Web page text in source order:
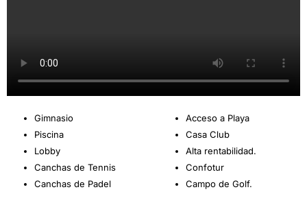
Gimnasio
Piscina
Lobby
Canchas de Tennis
Canchas de Padel
Acceso a Playa
Casa Club
Alta rentabilidad.
Confotur
Campo de Golf.